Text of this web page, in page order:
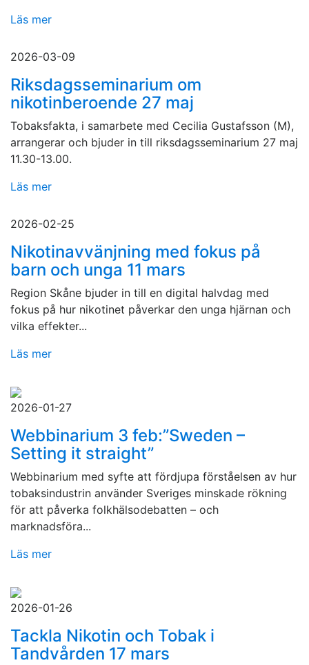
Läs mer
2026-03-09
Riksdagsseminarium om
nikotinberoende 27 maj
Tobaksfakta, i samarbete med Cecilia Gustafsson (M),
arrangerar och bjuder in till riksdagsseminarium 27 maj
11.30-13.00.
Läs mer
2026-02-25
Nikotinavvänjning med fokus på
barn och unga 11 mars
Region Skåne bjuder in till en digital halvdag med
fokus på hur nikotinet påverkar den unga hjärnan och
vilka effekter...
Läs mer
2026-01-27
Webbinarium 3 feb:”Sweden –
Setting it straight”
Webbinarium med syfte att fördjupa förståelsen av hur
tobaksindustrin använder Sveriges minskade rökning
för att påverka folkhälsodebatten – och
marknadsföra...
Läs mer
2026-01-26
Tackla Nikotin och Tobak i
Tandvården 17 mars